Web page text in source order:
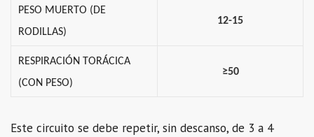
PESO MUERTO (DE
RODILLAS)
12-15
RESPIRACIÓN TORÁCICA
(CON PESO)
≥50
Este circuito se debe repetir, sin descanso, de 3 a 4